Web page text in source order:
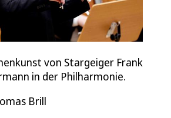
von Stargeiger Frank
in der Philharmonie.
Brill